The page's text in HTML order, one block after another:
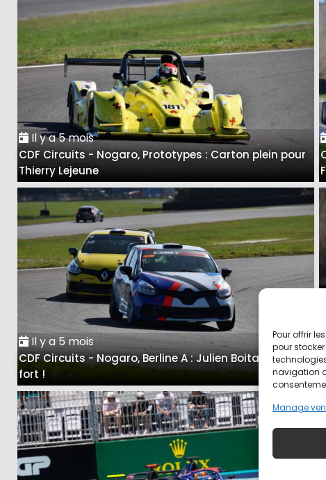
Pour offrir
pour
navigation
Manage
Il y a 5 mois
CDF Circuits - Nogaro, Prototypes : Carton plein pour
Thierry Lejeune
Il y a 5 mois
CDF Circuits - Nogaro, Berline A : Julien Boitard, trop
fort !